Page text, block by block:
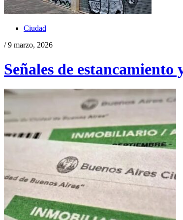
Ciudad
/ 9 marzo, 2026
Señales de estancamiento